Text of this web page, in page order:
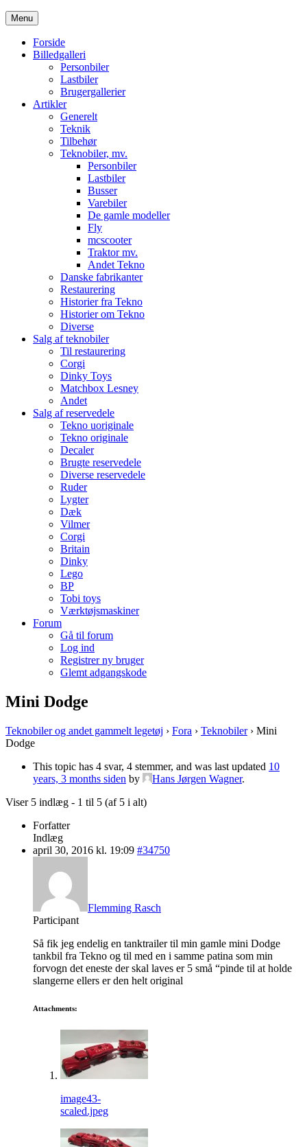
Menu
Forside
Billedgalleri
Personbiler
Lastbiler
Brugergallerier
Artikler
Generelt
Teknik
Tilbehør
Teknobiler, mv.
Personbiler
Lastbiler
Busser
Varebiler
De gamle modeller
Fly
mcscooter
Traktor mv.
Andet Tekno
Danske fabrikanter
Restaurering
Historier fra Tekno
Historier om Tekno
Diverse
Salg af teknobiler
Til restaurering
Corgi
Dinky Toys
Matchbox Lesney
Andet
Salg af reservedele
Tekno uoriginale
Tekno originale
Decaler
Brugte reservedele
Diverse reservedele
Ruder
Lygter
Dæk
Vilmer
Corgi
Britain
Dinky
Lego
BP
Tobi toys
Værktøjsmaskiner
Forum
Gå til forum
Log ind
Registrer ny bruger
Glemt adgangskode
Mini Dodge
Teknobiler og andet gammelt legetøj › Fora › Teknobiler › Mini
Dodge
This topic has 4 svar, 4 stemmer, and was last updated 10
years, 3 months siden by Hans Jørgen Wagner.
Viser 5 indlæg - 1 til 5 (af 5 i alt)
Forfatter
Indlæg
april 30, 2016 kl. 19:09 #34750
Flemming Rasch
Participant
Så fik jeg endelig en tanktrailer til min gamle mini Dodge
tankbil fra Tekno og til med en i samme patina som min
forvogn det eneste der skal laves er 5 små “pinde til at holde
slangerne ellers er den helt original
Attachments:
image43-
scaled.jpeg